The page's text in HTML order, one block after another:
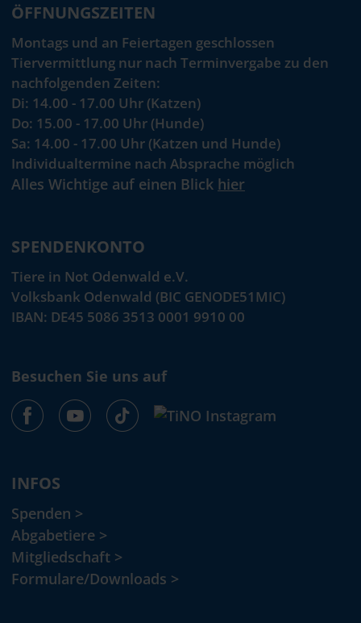
ÖFFNUNGSZEITEN
Montags und an Feiertagen geschlossen
Tiervermittlung nur nach Terminvergabe zu den
nachfolgenden Zeiten:
Di: 14.00 - 17.00 Uhr (Katzen)
Do: 15.00 - 17.00 Uhr (Hunde)
Sa: 14.00 - 17.00 Uhr (Katzen und Hunde)
Individualtermine nach Absprache möglich
Alles Wichtige auf einen Blick hier
SPENDENKONTO
Tiere in Not Odenwald e.V.
Volksbank Odenwald (BIC GENODE51MIC)
IBAN: DE45 5086 3513 0001 9910 00
Besuchen Sie uns auf
INFOS
Spenden >
Abgabetiere >
Mitgliedschaft >
Formulare/Downloads >